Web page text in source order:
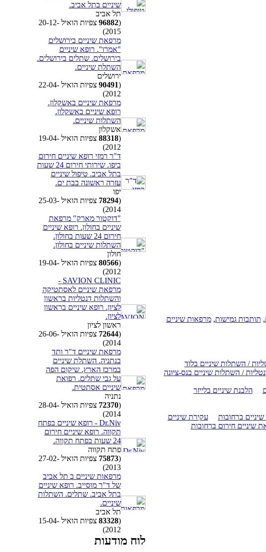
, תותבות גמישות,מרפאות שיניים
/ השתלות שיניים בלוד
/ השתלות שיניים בנס-ציונה
הלבנת שיניים בלייזר
ברחובות
עקירת שיניים
שיניים בתל אביב.
תל אביב
(
96882
צפיות הואיל 20-12-
2015)
מרפאת שיניים בירושלים
"אמרו". רופא שיניים
בירושלים. שתלים בירושלים.
השתלת שיניים.
ירושלים
(
90491
צפיות הואיל 22-04-
2012)
מרפאת שיניים באשקלון.
רופא שיניים באשקלון.
השתלות שיניים.
אשקלון
(
88318
צפיות הואיל 19-04-
2012)
ד"ר רמזי רופא שיניים חירום
ביפו. שירותי חירום 24 שעות
בתל אביב. טיפול שיניים
עזרה ראשונה בבת ים.
יפו
(
78294
צפיות הואיל 25-03-
2014)
"דוקטור מארק" מרפאת
שיניים בחולון. רופא שיניים
חירום 24 שעות בחולון.
השתלות שיניים בחולון.
חולון
(
80566
צפיות הואיל 19-04-
2012)
SAVION CLINIC -
מרפאת שיניים לאסתטיקה
והשתלות דנטליות בראשון
לציון. רופא שיניים בראשון
לציון.
ראשון לציון
(
72644
צפיות הואיל 26-06-
2014)
מרפאת שיניים ד"ר ותד
בנתניה. השתלת שיניים
במרכז הארץ. שיקום הפה
על גבי שתלים. רפואת
שיניים אסתטית.
נתניה
(
72370
צפיות הואיל 28-04-
2014)
Dr.Niv - רופא שיניים בפתח
תקווה. רופא שיניים חירום
24 שעות בפתח תקווה.
פתח תקווה
(
75873
צפיות הואיל 27-02-
2013)
מרפאות שיניים ב תל אביב
של ד"ר מוסייב. רופא שיניים
בתל אביב. שתלים. השתלות
שיניים.
תל אביב
(
83328
צפיות הואיל 15-04-
2012)
לוח מודעות